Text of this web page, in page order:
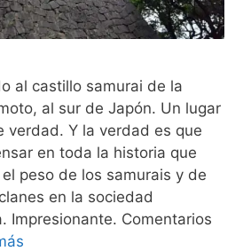
al castillo samurai de la
al sur de Japón. Un lugar
verdad. Y la verdad es que
en toda la historia que
peso de los samurais y de
en la sociedad
Impresionante. Comentarios